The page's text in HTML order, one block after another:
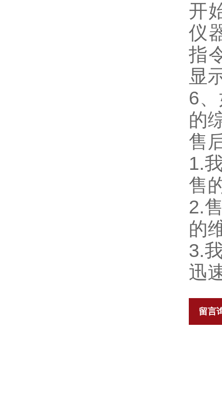
开
仪
指
显
6
的
售
1.
售
2.
的
3.
迅
留言